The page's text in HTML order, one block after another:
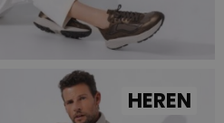
HEREN